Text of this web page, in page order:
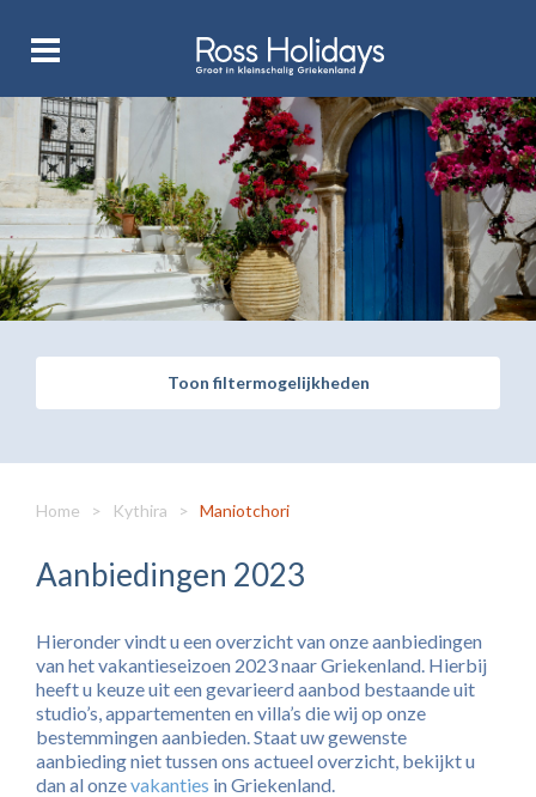
Toon filtermogelijkheden
Home > Kythira > Maniotchori
Aanbiedingen 2023
Hieronder vindt u een overzicht van onze aanbiedingen
van het vakantieseizoen 2023 naar Griekenland. Hierbij
heeft u keuze uit een gevarieerd aanbod bestaande uit
studio’s, appartementen en villa’s die wij op onze
bestemmingen aanbieden. Staat uw gewenste
aanbieding niet tussen ons actueel overzicht, bekijkt u
dan al onzevakanties in Griekenland.